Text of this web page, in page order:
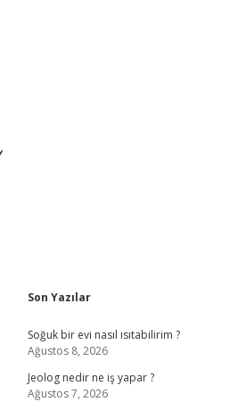
Sidebar
Son Yazılar
Soğuk bir evi nasıl ısıtabilirim ?
Ağustos 8, 2026
Jeolog nedir ne iş yapar ?
Ağustos 7, 2026